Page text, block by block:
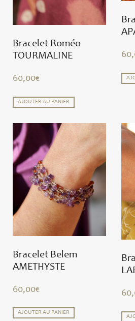
Bracelet Roméo
TOURMALINE
60,00€
AJOUTER AU PANIER
Bracelet Belem
AMETHYSTE
60,00€
AJOUTER AU PANIER